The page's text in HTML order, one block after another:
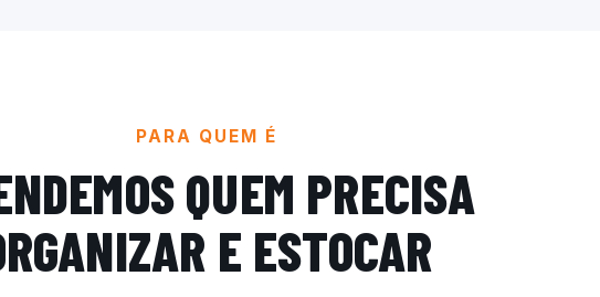
PARA QUEM É
QUEM PRECISA
E ESTOCAR